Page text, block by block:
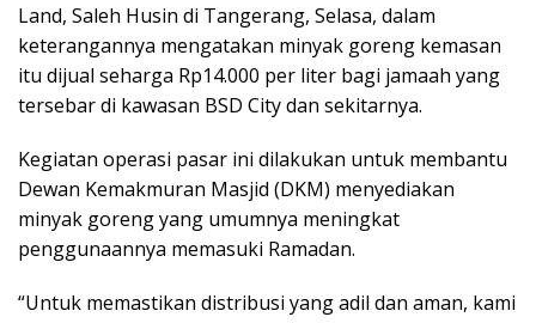
Land, Saleh Husin di Tangerang, Selasa, dalam
keterangannya mengatakan minyak goreng kemasan
itu dijual seharga Rp14.000 per liter bagi jamaah yang
tersebar di kawasan BSD City dan sekitarnya.
Kegiatan operasi pasar ini dilakukan untuk membantu
Dewan Kemakmuran Masjid (DKM) menyediakan
minyak goreng yang umumnya meningkat
penggunaannya memasuki Ramadan.
“Untuk memastikan distribusi yang adil dan aman, kami